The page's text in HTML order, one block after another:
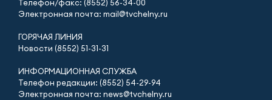
Телефон/факс: (8552) 56-34-00
Электронная почта: mail@tvchelny.ru
ГОРЯЧАЯ ЛИНИЯ
Новости (8552) 51-31-31
ИНФОРМАЦИОННАЯ СЛУЖБА
Телефон редакции: (8552) 54-29-94
Электронная почта: news@tvchelny.ru